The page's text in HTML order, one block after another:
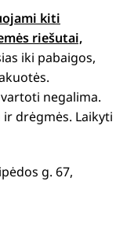
kiti
riešutai,
iki pabaigos,
negalima.
drėgmės. Laikyti
g. 67,